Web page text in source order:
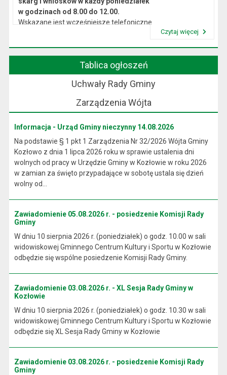
w godzinach od 8.00 do 12.00.
Wskazane jest wcześniejsze telefoniczne
Czytaj więcej
Tablica ogłoszeń
Uchwały Rady Gminy
Zarządzenia Wójta
Informacja - Urząd Gminy nieczynny 14.08.2026
Na podstawie § 1 pkt 1 Zarządzenia Nr 32/2026 Wójta Gminy
Kozłowo z dnia 1 lipca 2026 roku w sprawie ustalenia dni
wolnych od pracy w Urzędzie Gminy w Kozłowie w roku 2026
w zamian za święto przypadające w sobotę ustala się dzień
wolny od...
Zawiadomienie 05.08.2026 r. - posiedzenie Komisji Rady
Gminy
W dniu 10 sierpnia 2026 r. (poniedziałek) o godz. 10.00 w sali
widowiskowej Gminnego Centrum Kultury i Sportu w Kozłowie
odbędzie się wspólne posiedzenie Komisji Rady Gminy.
Zawiadomienie 03.08.2026 r. - XL Sesja Rady Gminy w
Kozłowie
W dniu 10 sierpnia 2026 r. (poniedziałek) o godz. 10.30 w sali
widowiskowej Gminnego Centrum Kultury i Sportu w Kozłowie
odbędzie się XL Sesja Rady Gminy w Kozłowie
Zawiadomienie 03.08.2026 r. - posiedzenie Komisji Rady
Gminy